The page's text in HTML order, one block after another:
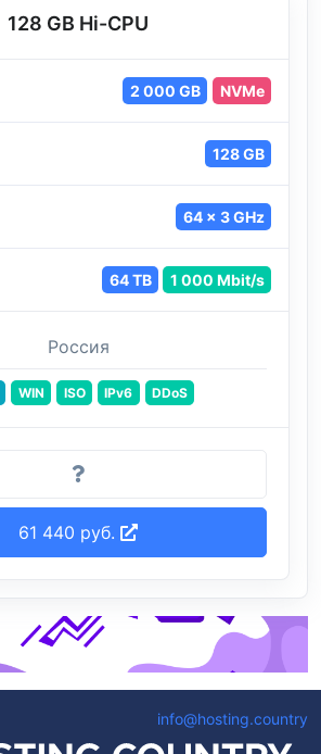
128 GB Hi-CPU
2 000 GB NVMe
128 GB
64 x 3 GHz
64 TB 1 000 Mbit/s
Россия
WIN ISO IPv6 DDoS
61 440 руб.
info@hosting.country